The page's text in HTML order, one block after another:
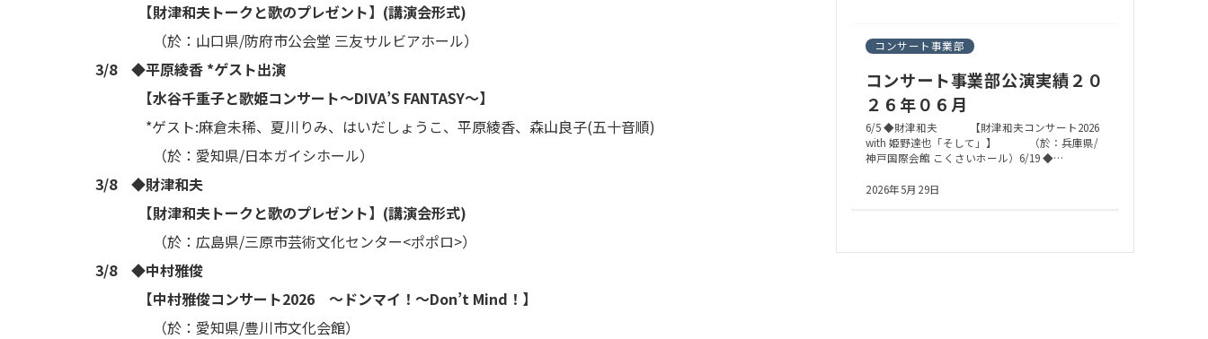
【財津和夫トークと歌のプレゼント】(講演会形式)
（於：山口県/防府市公会堂 三友サルビアホール）
3/8 ◆平原綾香 *ゲスト出演
【水谷千重子と歌姫コンサート〜DIVA’S FANTASY〜】
*ゲスト:麻倉未稀、夏川りみ、はいだしょうこ、平原綾香、森山良子(五十音順)
（於：愛知県/日本ガイシホール）
3/8 ◆財津和夫
【財津和夫トークと歌のプレゼント】(講演会形式)
（於：広島県/三原市芸術文化センター<ポポロ>）
3/8 ◆中村雅俊
【中村雅俊コンサート2026 ～ドンマイ！～Don’t Mind！】
（於：愛知県/豊川市文化会館）
コンサート事業部
コンサート事業部公演実績２０
２６年０６月
6/5 ◆財津和夫 【財津和夫コンサート2026
with 姫野達也「そして」】 （於：兵庫県/
神戸国際会館 こくさいホール）6/19 ◆…
2026年5月29日